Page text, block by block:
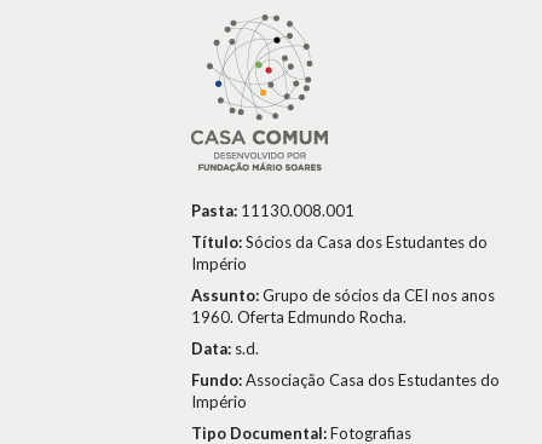
Pasta: 11130.008.001
Título:Sócios da Casa dos Estudantes do
Império
Assunto:Grupo de sócios da CEI nos anos
1960. Oferta Edmundo Rocha.
Data: s.d.
Fundo:Associação Casa dos Estudantes do
Império
Tipo Documental:Fotografias